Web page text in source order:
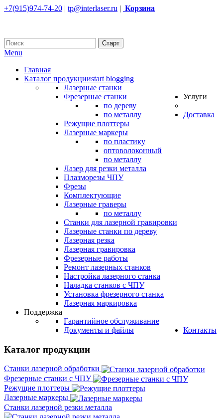
+7(915)974-74-20 | tp@interlaser.ru | Корзина
Menu
Главная
Каталог продукцииstart blogging
Лазерные станки
Фрезерные станки
по дереву
по металлу
Режущие плоттеры
Лазерные маркеры
по пластику
оптоволоконный
по металлу
Лазер для резки металла
Плазморезы ЧПУ
Фрезы
Комплектующие
Лазерные граверы
по металлу
Станки для лазерной гравировки
Лазерные станки по дереву
Услуги
Лазерная резка
Лазерная гравировка
Фрезерные работы
Ремонт лазерных станков
Настройка лазерного станка
Наладка станков с ЧПУ
Установка фрезерного станка
Лазерная маркировка
Доставка
Поддержка
Гарантийное обслуживание
Документы и файлы
Контакты
Каталог продукции
Станки лазерной обработки
Фрезерные станки с ЧПУ
Режущие плоттеры
Лазерные маркеры
Станки лазерной резки металла